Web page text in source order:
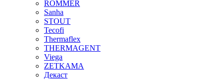
ROMMER
Sanha
STOUT
Tecofi
Thermaflex
THERMAGENT
Viega
ZETKAMA
Декаст